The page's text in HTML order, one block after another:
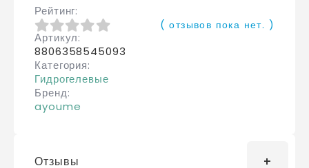
Рейтинг
0из 5
( отзывов пока нет. )
Артикул
8806358545093
Категория
Гидрогелевые
Бренд
ayoume
Отзывы